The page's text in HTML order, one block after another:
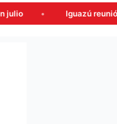
reunió a autoridades